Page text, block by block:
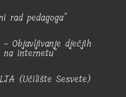
rad pedagoga"
- Objavljivanje dječjih
internetu"
(Učilište Sesvete)